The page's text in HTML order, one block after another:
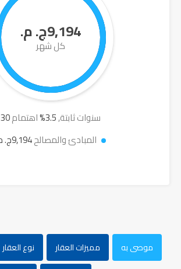
9,194ج. م.
كل شهر
30 سنوات ثابتة,3.5
%اهتمام
المبادئ والمصالح9,194ج. م.
موصى به مميزات العقار نوع العقار